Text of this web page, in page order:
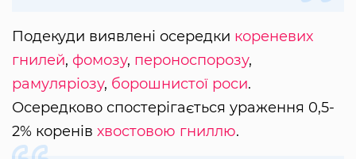
Подекуди виявлені осередки кореневих
гнилей, фомозу, пероноспорозу,
рамуляріозу, борошнистої роси.
Осередково спостерігається ураження 0,5-
2% коренів хвостовою гниллю.